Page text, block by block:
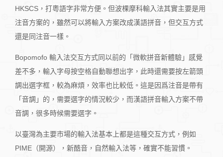
HKSCS，打粵語字非常方便。但波棵摩科輸入法其實主要是用
注音方案的，雖然可以將輸入方案改成漢語拼音，但交互方式
還是同注音一樣。
Bopomofo 輸入法交互方式同以前的「微軟拼音新體驗」感覺
差不多，輸入字母按空格自動聯想出字，此時還需要按左箭頭
調出選字框，較為麻煩，效率也比較低。這是因爲注音是帶有
「音調」的，需要選字的情況較少，而漢語拼音輸入方案不帶
音調，很多時候需要選字。
以臺灣為主要市場的輸入法基本上都是這種交互方式，例如
PIME（開源），新酷音，自然輸入法等，確實不能習慣。